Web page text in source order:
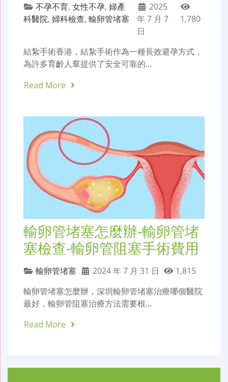
不孕不育, 女性不孕, 婦產
科醫院, 婦科檢查, 輸卵管堵塞
2025
年 7 月 7
日
1,780
結紮手術香港，結紮手術作為一種長效避孕方式，
為許多育齡人羣提供了安全可靠的…
Read More
輸卵管堵塞怎麼辦-輸卵管堵
塞檢查-輸卵管阻塞手術費用
輸卵管堵塞 2024 年 7 月 31 日
1,815
輸卵管堵塞怎麼辦，深圳輸卵管堵塞治療哪個醫院
最好，輸卵管阻塞治療方法需要根…
Read More